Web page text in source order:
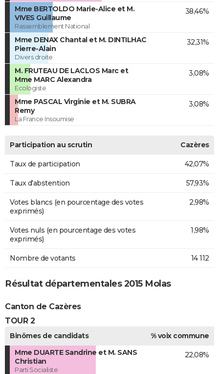
Mme BERTOLDO Marie-Alice et M.
VIVES Guillaume
Rassemblement National
38,46%
Mme DENAX Chantal et M. DINTILHAC
Pierre-Alain
Divers droite
32,31%
M. FRUTEAU DE LACLOS Marc et
Mme MARC Alexandra
Ecologiste
3,08%
Mme PASCAL Virginie et M. SUBRA
Remy
La France Insoumise
3,08%
Participation au scrutin Cazères
Taux de participation 42,07%
Taux d'abstention 57,93%
Votes blancs (en pourcentage des votes
exprimés)
2,98%
Votes nuls (en pourcentage des votes
exprimés)
1,98%
Nombre de votants 14 112
Résultat départementales 2015 Molas
Canton de Cazères
TOUR 2
Binômes de candidats
% voix commune
Mme DUARTE Sandrine et M. SANS
Christian
Parti Socialiste
22,08%